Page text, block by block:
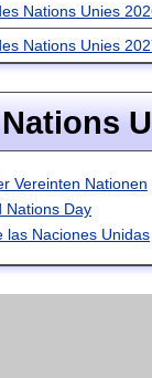
Nations Unies
Nations Unies
Vereinten Nationen
Nations Day
las Naciones Unidas